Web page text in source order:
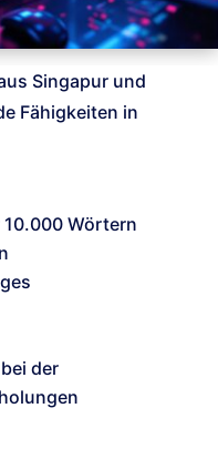
Singapur und
Fähigkeiten in
Wörtern
der